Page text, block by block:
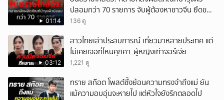
01:14
ปลอมกว่า 70 รายการ จับผู้ต้องหาชาวจีน ยึดของ
กลางเพียบ
136 ดู
03:12
สาวไทยเล่าประสบการณ์ เที่ยวมาหลายประเทศ แต่
ไม่เคยเจอที่ไหนคุกคา_ผู้หญิงเท่าจอร์เจีย
1,221 ดู
ทราย สก๊อต โพสต์ซึ้งย้อนความทรงจำถึงแม่ ยัน
แม้ความอบอุ่นจะหายไป แต่หัวใจยังรักตลอดไป
ยกเลิก